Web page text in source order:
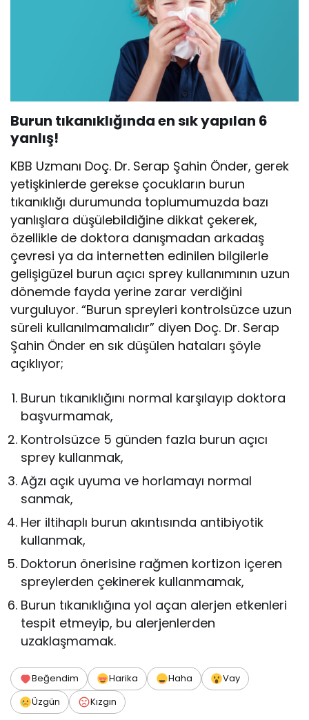
Burun tıkanıklığında en sık yapılan 6
yanlış!
KBB Uzmanı Doç. Dr. Serap Şahin Önder, gerek
yetişkinlerde gerekse çocukların burun
tıkanıklığı durumunda toplumumuzda bazı
yanlışlara düşülebildiğine dikkat çekerek,
özellikle de doktora danışmadan arkadaş
çevresi ya da internetten edinilen bilgilerle
gelişigüzel burun açıcı sprey kullanımının uzun
dönemde fayda yerine zarar verdiğini
vurguluyor. “Burun spreyleri kontrolsüzce uzun
süreli kullanılmamalıdır” diyen Doç. Dr. Serap
Şahin Önder en sık düşülen hataları şöyle
açıklıyor;
Burun tıkanıklığını normal karşılayıp doktora
başvurmamak,
Kontrolsüzce 5 günden fazla burun açıcı
sprey kullanmak,
Ağzı açık uyuma ve horlamayı normal
sanmak,
Her iltihaplı burun akıntısında antibiyotik
kullanmak,
Doktorun önerisine rağmen kortizon içeren
spreylerden çekinerek kullanmamak,
Burun tıkanıklığına yol açan alerjen etkenleri
tespit etmeyip, bu alerjenlerden
uzaklaşmamak.
Beğendim Harika Haha
Vay
Üzgün
Kızgın